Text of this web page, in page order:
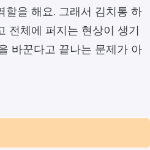
할을 해요. 그래서 김치통 하
전체에 퍼지는 현상이 생기
바꾼다고 끝나는 문제가 아